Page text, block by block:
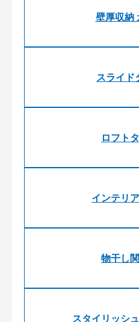
壁厚収納
スライド
ロフト
インテリ
物干し
スタイリッシ